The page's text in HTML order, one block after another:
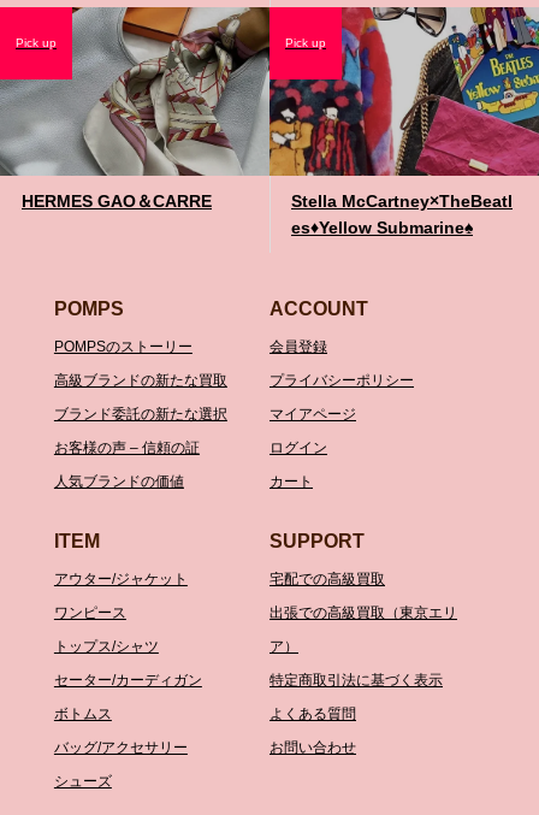
HERMES GAO＆CARRE
Pick up
Stella McCartney×TheBeatl
es♦️Yellow Submarine♠️
Pick up
POMPS
POMPSのストーリー
高級ブランドの新たな買取
ブランド委託の新たな選択
お客様の声 – 信頼の証
人気ブランドの価値
ACCOUNT
会員登録
プライバシーポリシー
マイアページ
ログイン
カート
ITEM
アウター/ジャケット
ワンピース
トップス/シャツ
セーター/カーディガン
ボトムス
バッグ/アクセサリー
シューズ
SUPPORT
宅配での高級買取
出張での高級買取（東京エリ
ア）
特定商取引法に基づく表示
よくある質問
お問い合わせ